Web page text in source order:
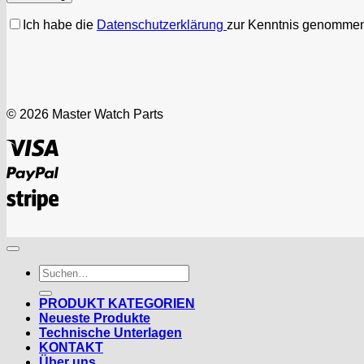
Ich habe die Datenschutzerklärung zur Kenntnis
© 2026 Master Watch Parts
PayPal
Stripe
Suchen
nach:
PRODUKT KATEGORIEN
Neueste Produkte
Technische Unterlagen
KONTAKT